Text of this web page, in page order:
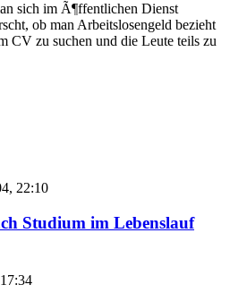
sich im Ã¶ffentlichen Dienst
ob man Arbeitslosengeld bezieht
CV zu suchen und die Leute teils zu
22:10
Studium im Lebenslauf